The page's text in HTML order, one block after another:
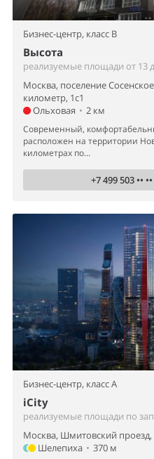
Бизнес-центр, класс B
Высота
реализуемые площади от 13
Москва, поселение
километр, 1с1
Ольховая • 2 км
Современный,
расположен на территории
километрах по...
+7 499 503 •• ••
Бизнес-центр, класс A
iCity
реализуемые площади по
Москва, Шмитовский проезд,
Шелепиха • 370 м